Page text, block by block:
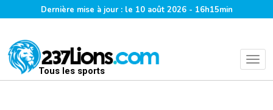
Dernière mise à jour : le 10 août 2026 - 16h15min
Tous les sports